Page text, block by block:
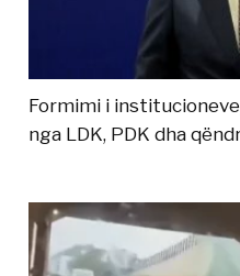
Formimi i
nga LDK, PDK dha